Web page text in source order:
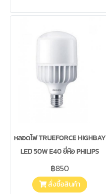
หลอดไฟ TRUEFORCE HIGHBAY
LED 50W E40 ยี่ห้อ PHILIPS
฿850
สั่งซื้อสินค้า